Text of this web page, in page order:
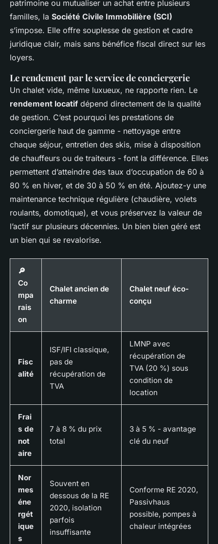
patrimoine ou mutualiser un achat entre plusieurs
familles, la Société Civile Immobilière (SCI)
s’impose. Elle offre souplesse de gestion et cadre
juridique clair, mais sans bénéfice fiscal direct sur les
loyers.
Le rendement par le service de conciergerie
Un chalet vide, même luxueux, ne rapporte rien. Le
rendement locatif dépend directement de la qualité
de gestion. C’est pourquoi les prestations de
conciergerie haut de gamme - nettoyage entre
chaque séjour, entretien des skis, mise à disposition
de chauffeurs ou de traiteurs - font la différence. Elles
permettent d’atteindre des taux d’occupation de 60 à
80 % en hiver, et de 30 à 50 % en été. Ajoutez-y une
maintenance technique régulière (chaudière, volets
roulants, domotique), et vous préservez la valeur de
l’actif sur plusieurs décennies. Un bien bien géré est
un bien qui se revalorise.
🔎
Co
mpa
rais
on
Chalet ancien de
charme
Chalet neuf éco-
conçu
Fisc
alité
ISF/IFI classique,
pas de
récupération de
TVA
LMNP avec
récupération de
TVA (20 %) sous
condition de
location
Frai
s de
not
aire
7 à 8 % du prix
total
3 à 5 % - avantage
clé du neuf
Nor
mes
éne
rgét
ique
s
Souvent en
dessous de la RE
2020, isolation
parfois
insuffisante
Conforme RE 2020,
Passivhaus
possible, pompes à
chaleur intégrées